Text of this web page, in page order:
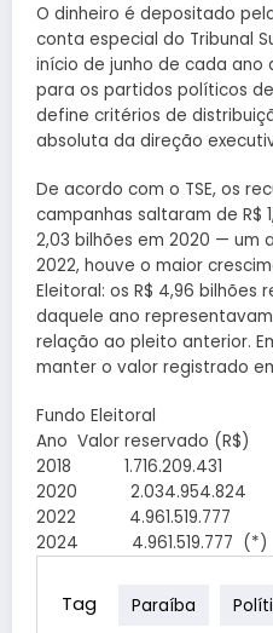
O dinheiro é depositado
conta especial do Tribunal
início de junho de cada ano
para os partidos políticos
define critérios de
absoluta da direção
De acordo com o TSE, os
campanhas saltaram de R$
2,03 bilhões em 2020 — um
2022, houve o maior
Eleitoral: os R$ 4,96 bilhões
daquele ano representavam
relação ao pleito anterior.
manter o valor registrado
Fundo Eleitoral
Ano Valor reservado (R$)
2018 1.716.209.431
2020 2.034.954.824
2022 4.961.519.777
2024 4.961.519.777 (*)
Tag Paraíba